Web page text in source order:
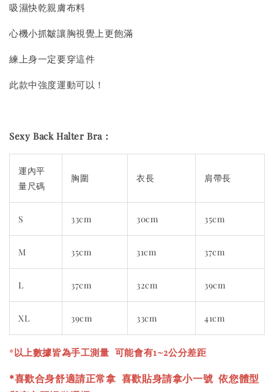
吸濕快乾親膚布料
心機小抓皺讓胸視覺上更飽滿
練上身一定要穿這件
此款中強度運動可以！
Sexy Back Halter Bra：
運內平
量尺碼
胸圍 衣長 肩帶長
S 33cm 30cm 35cm
M 35cm 31cm 37cm
L 37cm 32cm 39cm
XL 39cm 33cm 41cm
*以上數據皆為手工測量 可能會有1~2公分差距
*喜歡合身舒適請正常拿 喜歡貼身請拿小一號依您體型